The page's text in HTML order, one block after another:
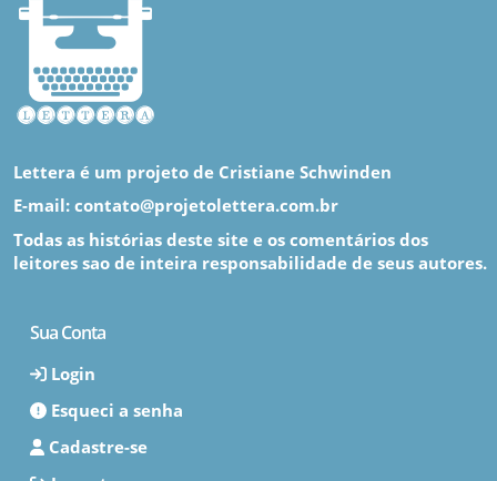
Lettera é um projeto de Cristiane Schwinden
E-mail: contato@projetolettera.com.br
Todas as histórias deste site e os comentários dos
leitores sao de inteira responsabilidade de seus autores.
Sua Conta
Login
Esqueci a senha
Cadastre-se